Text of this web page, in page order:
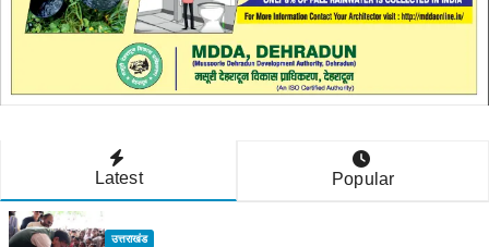
Latest Popular
उत्तराखंड